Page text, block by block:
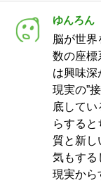
ゆんろん
脳が世
数の座標
は興味深
現実の”
底して
らする
質と新し
気もする
現実から